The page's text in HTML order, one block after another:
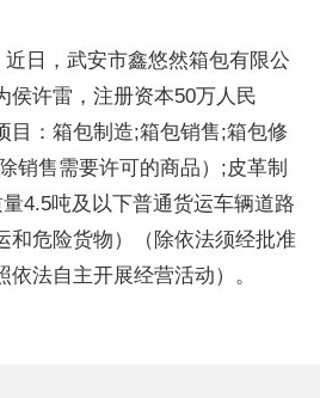
近日，武安市鑫悠然箱包有限公
侯许雷，注册资本50万人民
目：箱包制造;箱包销售;箱包修
销售需要许可的商品）;皮革制
4.5吨及以下普通货运车辆道路
和危险货物）（除依法须经批准
法自主开展经营活动）。